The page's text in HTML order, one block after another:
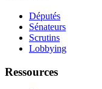
Députés
Sénateurs
Scrutins
Lobbying
Ressources